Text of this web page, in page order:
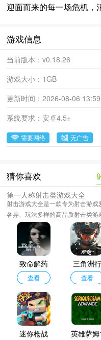
迎面而来的每一场危机，
游戏信息
当前版本：v0.18.26
游戏大小： 1GB
更新时间：2026-08-06 13:59
系统要求：安卓4.5+
需要网络 无广告
猜你喜欢
第一人称射击类游戏大全
射击游戏大全是一款专为射击游
各异、玩法多样的高品质射击类
存射击、空战模拟、坦克对战、
的硬核玩家，还是钟情于战机翱
需求，不仅收录了经典耐玩的射
新上线的热门射击新游，确保你始
致命解药
清凉版
查看
三角洲行
动测试服
查看
迷你枪战
英雄萨姆